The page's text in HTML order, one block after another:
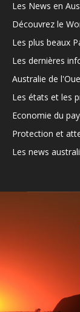
Les News en
Découvrez le
Les plus beaux
Les dernières
Australie de
Les états et les
Economie du
Protection et
Les news